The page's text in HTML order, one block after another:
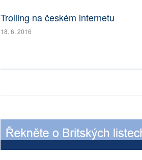
Trolling na českém internetu
18. 6. 2016